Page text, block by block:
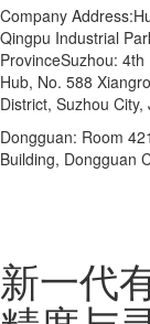
Company
Qingpu Industrial
ProvinceSuzhou:
Hub, No. 588
District, Suzhou
Dongguan: Room
Building, Dongguan
新一代